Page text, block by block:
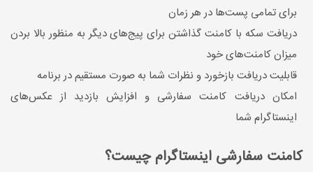
برای تمامی پست‌ها در هر زمان
دریافت سکه با کامنت گذاشتن برای پیج‌های دیگر به منظور بالا بردن
میزان کامنت‌های خود
قابلیت دریافت بازخورد و نظرات شما به صورت مستقیم در برنامه
امکان دریافت کامنت سفارشی و افزایش بازدید از عکس‌های
اینستاگرام شما
کامنت سفارشی اینستاگرام چیست؟